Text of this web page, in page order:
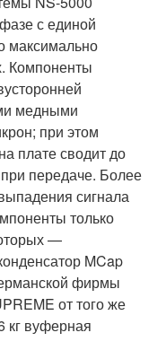
с единой
максимально
Компоненты
медными
при этом
плате сводит до
передаче. Более
сигнала
только
—
MCap
фирмы
от того же
кг вуферная